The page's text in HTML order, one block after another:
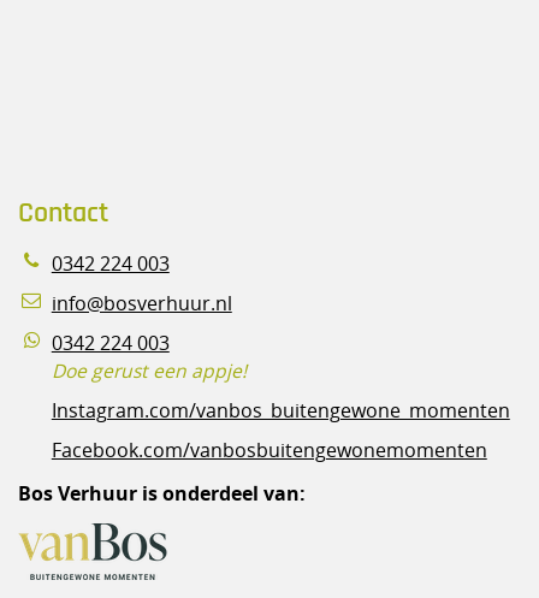
Contact
0342 224 003
info@bosverhuur.nl
0342 224 003
Doe gerust een appje!
Instagram.com/vanbos_buitengewone_momenten
Facebook.com/vanbosbuitengewonemomenten
Bos Verhuur is onderdeel van: